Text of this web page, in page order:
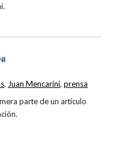
parte de un artículo
, Juan Mencarini, prensa